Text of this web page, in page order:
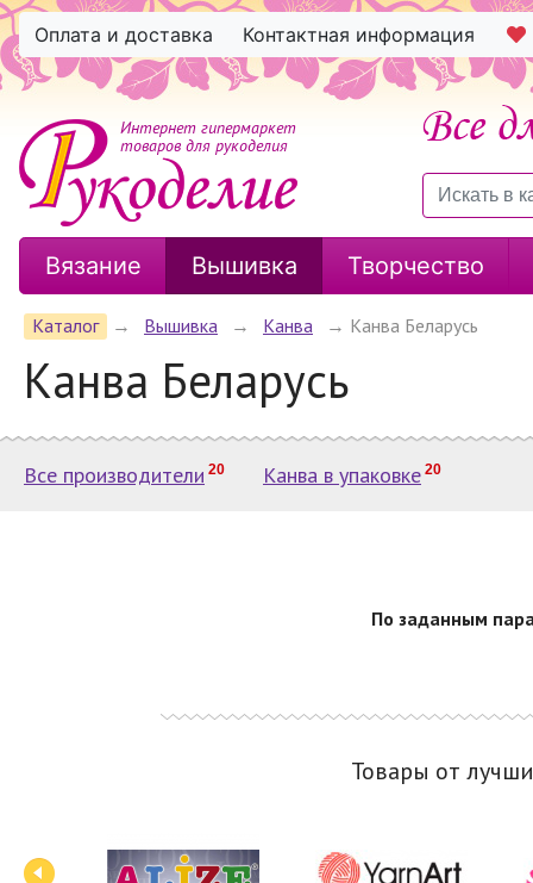
Оплата и доставка Контактная информация
Интернет гипермаркет
товаров для рукоделия
Вязание Вышивка Творчество
Каталог → Вышивка → Канва → Канва Беларусь
Канва Беларусь
Все производители 20 Канва в упаковке 20
По заданным
Товары от